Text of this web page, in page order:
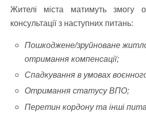
Жителі міста матимуть змогу
консультації з наступних питань:
Пошкоджене/зруйноване
отримання компенсації;
Спадкування в умовах
Отримання статусу ВПО;
Перетин кордону та інші